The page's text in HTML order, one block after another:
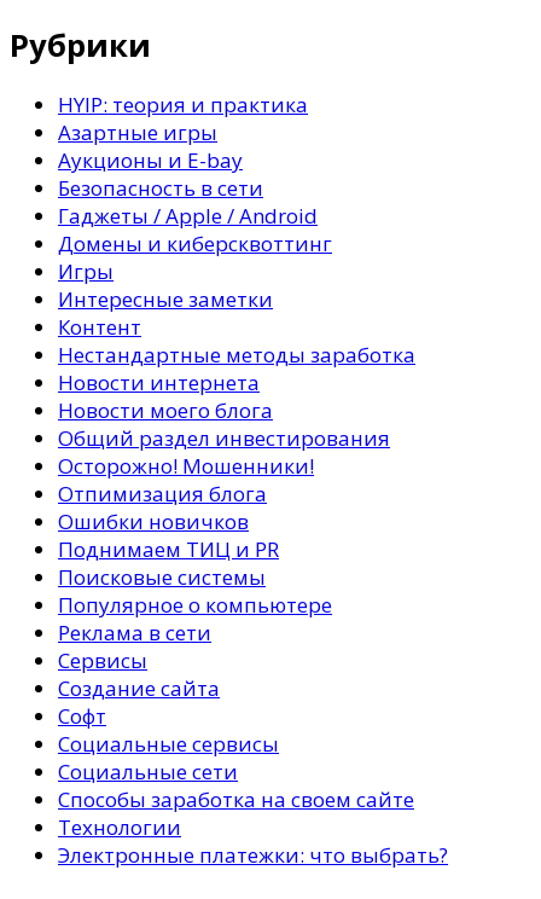
Рубрики
HYIP: теория и практика
Азартные игры
Аукционы и E-bay
Безопасность в сети
Гаджеты / Apple / Android
Домены и киберсквоттинг
Игры
Интересные заметки
Контент
Нестандартные методы заработка
Новости интернета
Новости моего блога
Общий раздел инвестирования
Осторожно! Мошенники!
Отпимизация блога
Ошибки новичков
Поднимаем ТИЦ и PR
Поисковые системы
Популярное о компьютере
Реклама в сети
Сервисы
Создание сайта
Софт
Социальные сервисы
Социальные сети
Способы заработка на своем сайте
Технологии
Электронные платежки: что выбрать?